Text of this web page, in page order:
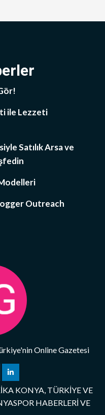
ile Lezzeti
Satılık Arsa ve
Outreach
Online Gazetesi
KONYA, TÜRKİYE VE
HABERLERİ VE